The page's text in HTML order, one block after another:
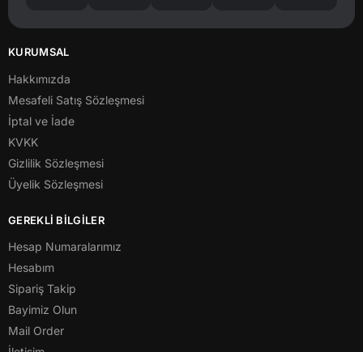
KURUMSAL
Hakkımızda
Mesafeli Satış Sözleşmesi
İptal ve İade
KVKK
Gizlilik Sözleşmesi
Üyelik Sözleşmesi
GEREKLİ BİLGİLER
Hesap Numaralarımız
Hesabım
Sipariş Takip
Bayimiz Olun
Mail Order